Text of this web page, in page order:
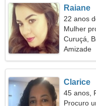
Raiane
22 anos
Mulher
Curuçá,
Amizade
Clarice
45 anos,
Procuro